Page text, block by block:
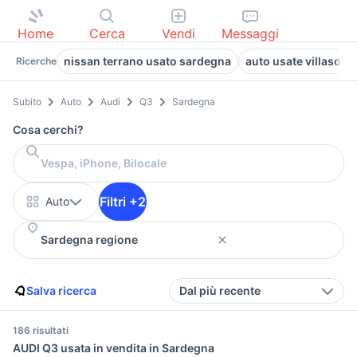
Home Cerca Vendi Messaggi
Ricerche nissan terrano usato sardegna auto usate villasor
Subito Auto Audi Q3 Sardegna
Cosa cerchi?
Auto Filtri +2
Salva ricerca Dal più recente
186 risultati
AUDI Q3 usata in vendita in Sardegna